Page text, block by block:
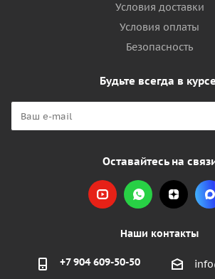
Условия доставки
Условия оплаты
Безопасность
Будьте всегда в
Оставайтесь на
Наши контакты
+7 904 609-50-50